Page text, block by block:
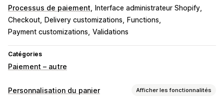
Processus de paiement
Interface administrateur Shopify
Checkout
Delivery customizations
Functions
Payment customizations Validations
Catégories
Paiement – autre
Personnalisation du panier Afficher les fonctionnalités